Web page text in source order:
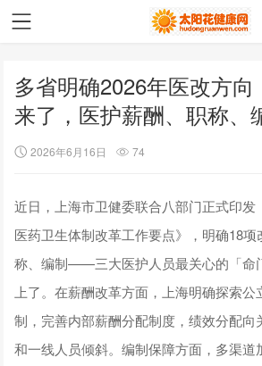
多省明确2026年医改方
来了，医护薪酬、职称、
2026年6月16日 74
近日，上海市卫健委联合八部门正式印发
医药卫生体制改革工作要点》，明确18
称、编制——三大医护人员最关心的「命
上了。在薪酬改革方面，上海明确探索
制，完善内部薪酬分配制度，绩效分配向
和一线人员倾斜。编制保障方面，多渠道